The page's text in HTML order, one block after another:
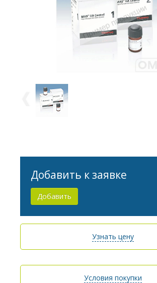
Добавить к заявке
Добавить
Узнать цену
Условия покупки